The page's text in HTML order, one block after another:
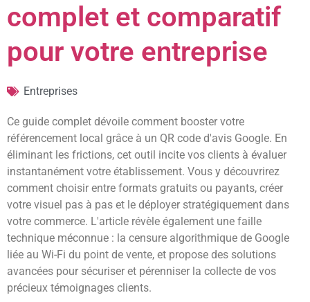
complet et comparatif
pour votre entreprise
Entreprises
Ce guide complet dévoile comment booster votre
référencement local grâce à un QR code d'avis Google. En
éliminant les frictions, cet outil incite vos clients à évaluer
instantanément votre établissement. Vous y découvrirez
comment choisir entre formats gratuits ou payants, créer
votre visuel pas à pas et le déployer stratégiquement dans
votre commerce. L'article révèle également une faille
technique méconnue : la censure algorithmique de Google
liée au Wi-Fi du point de vente, et propose des solutions
avancées pour sécuriser et pérenniser la collecte de vos
précieux témoignages clients.